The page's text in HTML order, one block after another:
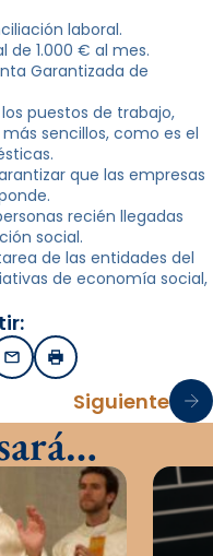
laboral.
de 1.000 € al mes.
Garantizada de
puestos de trabajo,
sencillos, como es el
que las empresas
recién llegadas
social.
de las entidades del
de economía social,
EmailImprimir
Siguiente